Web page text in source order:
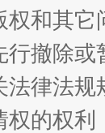
权和其它
行撤除
法律法
的权利